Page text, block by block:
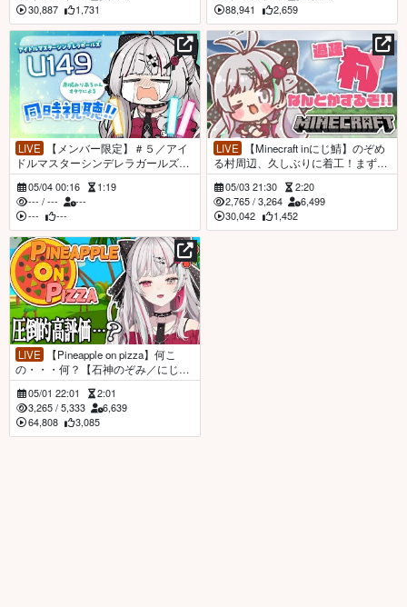
30,887
1,731
88,941
2,659
LIVE
ドルマスターシンデレラガールズU1
49同時視聴！【石神のぞみ／にじさ
んじ所属】
05/04 00:16
1:19
--- / ---
---
---
---
LIVE
る村周辺、久しぶりに着工！まずは
現地視察【石神のぞみ／にじさんじ
所属】
05/03 21:30
2:20
2,765 /3,264
6,499
30,042
1,452
LIVE
の・・・何？【石神のぞみ／にじさ
んじ所属】
05/01 22:01
2:01
3,265/ 5,333
6,639
64,808
3,085